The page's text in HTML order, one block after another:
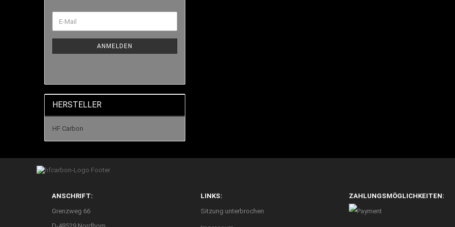
ANMELDEN
HERSTELLER
HF Carbon
ANSCHRIFT:
Grenzweg 66
LINKS:
Sitzung unterbrochen
ZAHLUNGSMÖGLICHKEITEN: